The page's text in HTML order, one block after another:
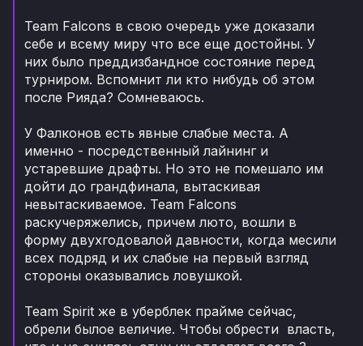
Team Falcons в свою очередь уже доказали
себе и всему миру что все еще достойны. У
них было преддизбандное состояние перед
турниром. Вспомнит ли кто нибудь об этом
после Рияда? Сомневаюсь.
У Фалконов есть явные слабые места. А
именно - посредственный лайнинг и
устаревшие драфты. Но это не помешало им
дойти до грандфинала, вытаскивая
невытаскиваемое. Team Falcons
раскучеряжелись, причем люто, вошли в
форму двухгодовалой давности, когда месили
всех подряд и их слабые на первый взгляд
стороны оказывались ловушкой.
Team Spirit же в уберблек прайме сейчас,
обрели былое величие. Чтобы обрести власть,